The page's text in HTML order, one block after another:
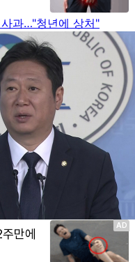
과…"청년에 상처"